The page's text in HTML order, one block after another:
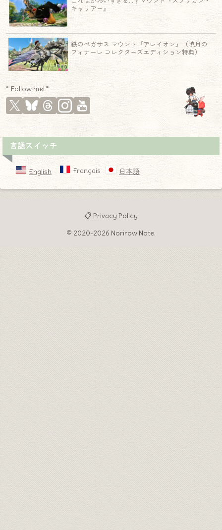
キャリアー』
鉄のペガサス マウント『アレイオン』（暁月の
フィナーレ コレクターズエディション特典）
* Follow me! *
言語スイッチ
English Français 日本語
📋 Privacy Policy
© 2020-2026 Norirow Note.